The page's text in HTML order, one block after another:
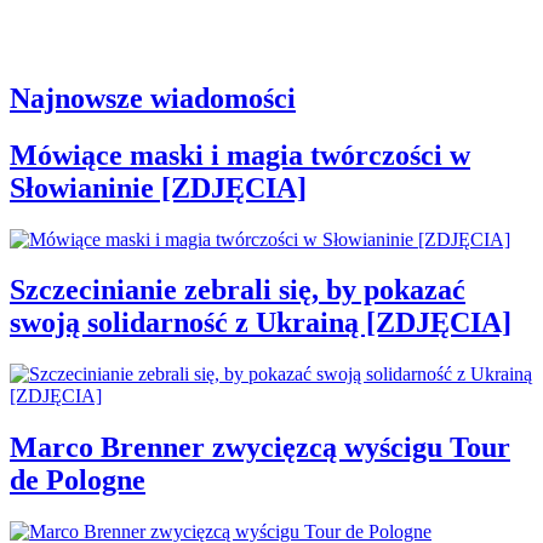
Najnowsze wiadomości
Mówiące maski i magia twórczości w
Słowianinie [ZDJĘCIA]
Szczecinianie zebrali się, by pokazać
swoją solidarność z Ukrainą [ZDJĘCIA]
Marco Brenner zwycięzcą wyścigu Tour
de Pologne